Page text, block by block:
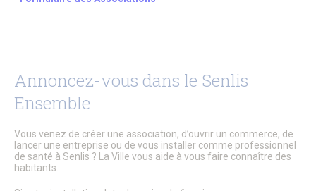
Les services municipaux
Service Citoyenneté – Etat Civil
Service jeunesse – Spot
Les permanences de médiation
Le Conciliateur de justice
Emploi & Stages
Fonds de dotation
Annoncez-vous dans le Senlis
Ensemble
Vous venez de créer une association, d’ouvrir un commerce, de
lancer une entreprise ou de vous installer comme professionnel
de santé à Senlis ? La Ville vous aide à vous faire connaître des
habitants.